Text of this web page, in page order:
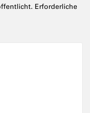
Erforderliche